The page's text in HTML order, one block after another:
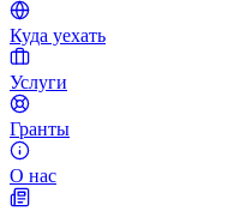
Куда уехать
Услуги
Гранты
О нас